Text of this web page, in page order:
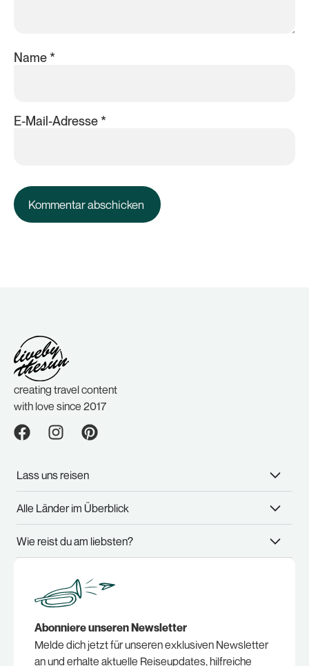
Name*
E-Mail-Adresse*
creating travel content
with love since 2017
Lass uns reisen
Alle Länder im Überblick
Wie reist du am liebsten?
Abonniere unseren Newsletter
Melde dich jetzt für unseren exklusiven Newsletter
an und erhalte aktuelle Reiseupdates, hilfreiche